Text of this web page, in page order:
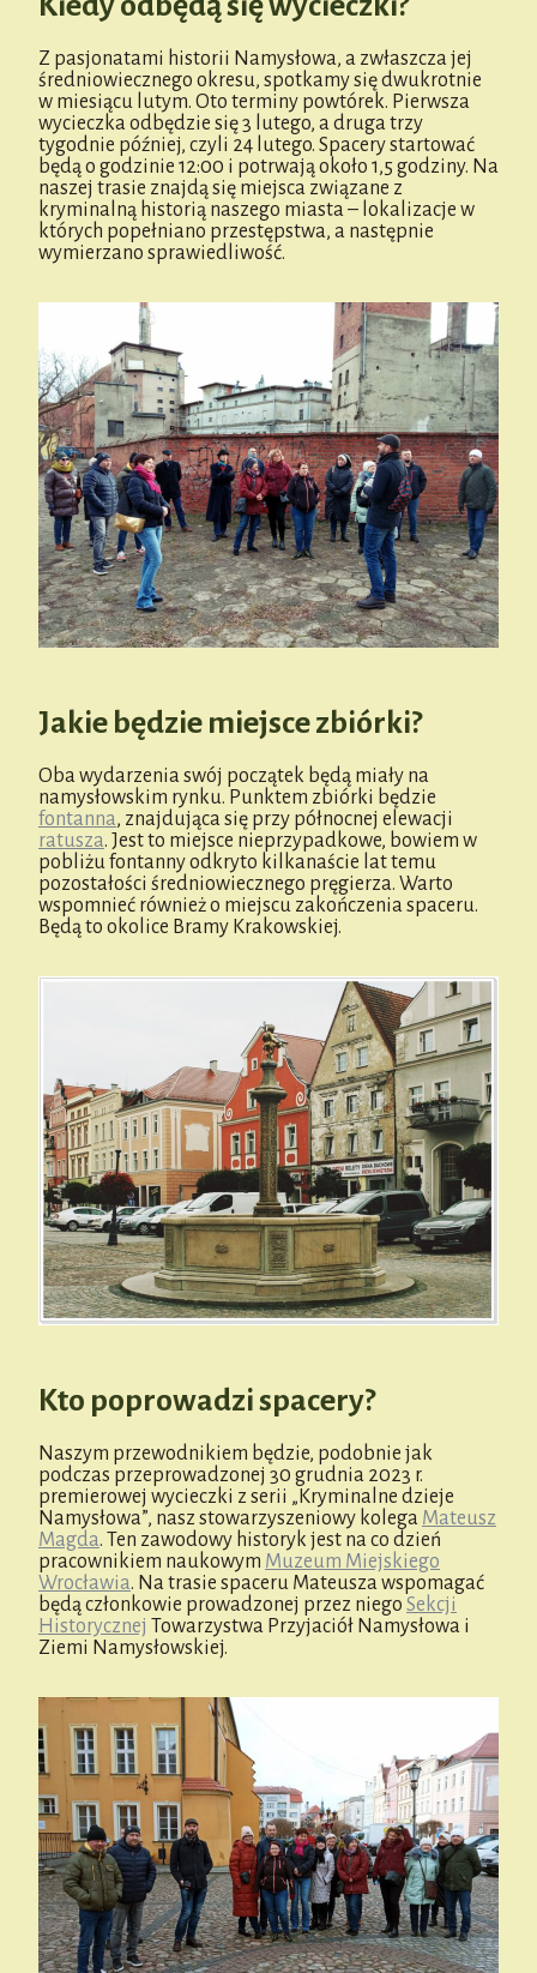
Z pasjonatami historii Namysłowa, a zwłaszcza jej
średniowiecznego okresu, spotkamy się dwukrotnie
w miesiącu lutym. Oto terminy powtórek. Pierwsza
wycieczka odbędzie się 3 lutego, a druga trzy
tygodnie później, czyli 24 lutego. Spacery startować
będą o godzinie 12:00 i potrwają około 1,5 godziny. Na
naszej trasie znajdą się miejsca związane z
kryminalną historią naszego miasta – lokalizacje w
których popełniano przestępstwa, a następnie
wymierzano sprawiedliwość.
Jakie będzie miejsce zbiórki?
Oba wydarzenia swój początek będą miały na
namysłowskim rynku. Punktem zbiórki będzie
fontanna, znajdująca się przy północnej elewacji
ratusza. Jest to miejsce nieprzypadkowe, bowiem w
pobliżu fontanny odkryto kilkanaście lat temu
pozostałości średniowiecznego pręgierza. Warto
wspomnieć również o miejscu zakończenia spaceru.
Będą to okolice Bramy Krakowskiej.
Kto poprowadzi spacery?
Naszym przewodnikiem będzie, podobnie jak
podczas przeprowadzonej 30 grudnia 2023 r.
premierowej wycieczki z serii „Kryminalne dzieje
Namysłowa”, nasz stowarzyszeniowy kolega Mateusz
Magda. Ten zawodowy historyk jest na co dzień
pracownikiem naukowym Muzeum Miejskiego
Wrocławia. Na trasie spaceru Mateusza wspomagać
będą członkowie prowadzonej przez niego Sekcji
Historycznej Towarzystwa Przyjaciół Namysłowa i
Ziemi Namysłowskiej.